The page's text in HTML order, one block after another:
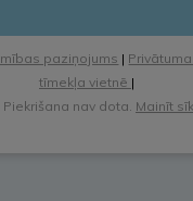
paziņojums |
tīmekļa vietnē |
nav dota. Mainīt